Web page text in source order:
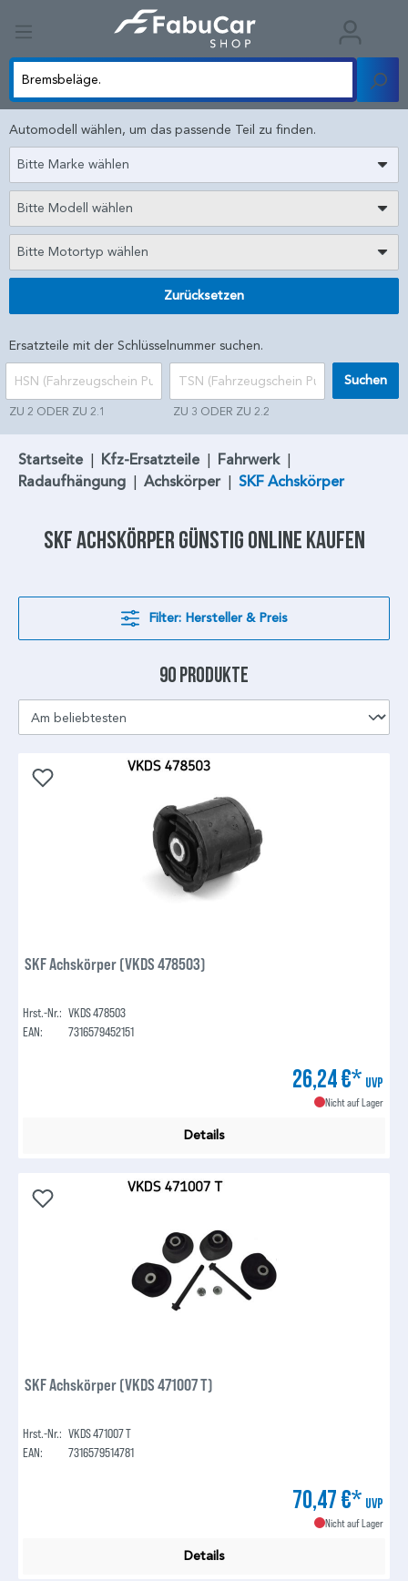
Automodell wählen, um das passende Teil zu finden.
Bitte Marke wählen
Bitte Modell wählen
Bitte Motortyp wählen
Zurücksetzen
Ersatzteile mit der Schlüsselnummer suchen.
ZU 2 ODER ZU 2.1 ZU 3 ODER ZU 2.2
Suchen
Startseite | Kfz-Ersatzteile | Fahrwerk |
Radaufhängung | Achskörper | SKF Achskörper
SKF Achskörper günstig online kaufen
Filter: Hersteller & Preis
90 Produkte
SKF Achskörper (VKDS 478503)
Hrst.-Nr.: VKDS 478503
EAN:
7316579452151
26,24 €* UVP
Nicht auf Lager
Details
SKF Achskörper (VKDS 471007 T)
Hrst.-Nr.: VKDS 471007 T
EAN:
7316579514781
70,47 €* UVP
Nicht auf Lager
Details